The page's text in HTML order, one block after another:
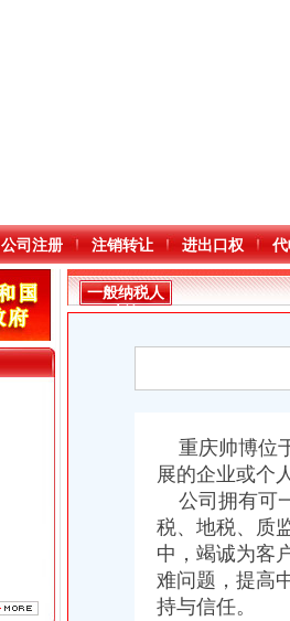
公司注册 注销转让 进出口权
一般纳税人
查询
重庆帅博位
展的企业或个
公司拥有可
税、地税、质
中，竭诚为客
难问题，提高
持与信任。